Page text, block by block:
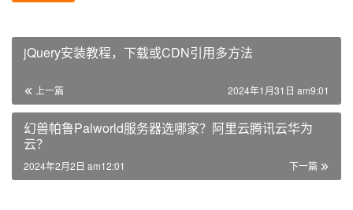
jQuery安装教程，下载或CDN引用多方法
上一篇 2024年1月31日 am9:01
幻兽帕鲁Palworld服务器选哪家？阿里云腾讯云华为
云？
下一篇
2024年2月2日 am12:01